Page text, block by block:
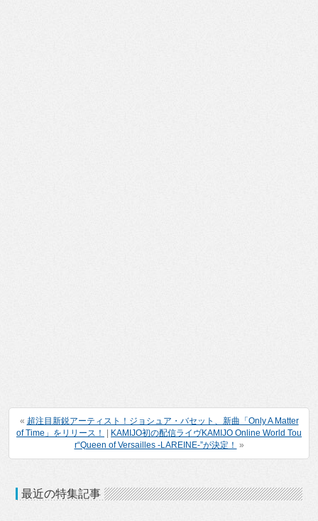
« 超注目新鋭アーティスト！ジョシュア・バセット、新曲「Only A Matter
of Time」をリリース！
KAMIJO初の配信ライヴKAMIJO Online World Tou
r“Queen of Versailles -LAREINE-”が決定！ »
最近の特集記事